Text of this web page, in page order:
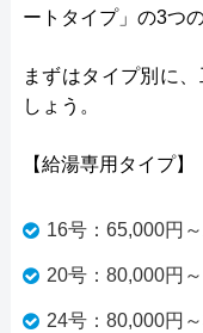
ートタイプ」の3つ
まずはタイプ別に
しょう。
【給湯専用タイプ】
16号：65,000円
20号：80,000円
24号：80,000円